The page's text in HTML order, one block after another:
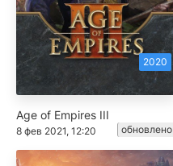
2020
Age of Empires III
8 фев 2021, 12:20 обновлено